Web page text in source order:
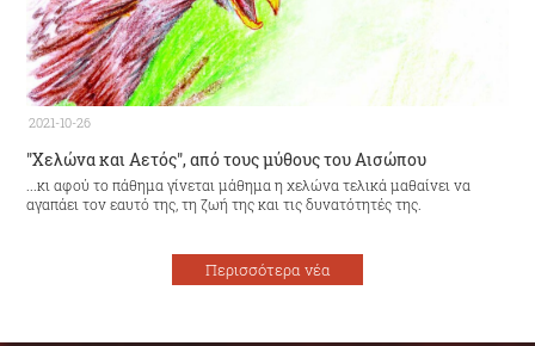
2021-10-26
"Χελώνα και Αετός", από τους μύθους του Αισώπου
...κι αφού το πάθημα γίνεται μάθημα η χελώνα τελικά μαθαίνει να
αγαπάει τον εαυτό της, τη ζωή της και τις δυνατότητές της.
Περισσότερα νέα